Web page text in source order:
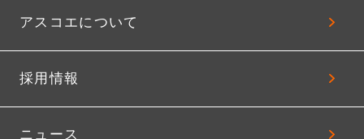
アスコエについて
採用情報
ニュース